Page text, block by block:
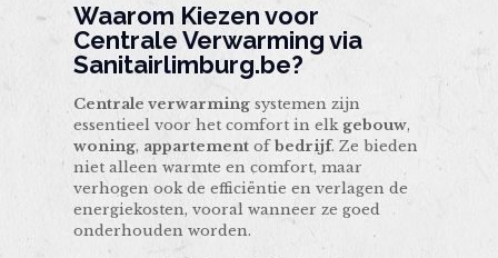
Waarom Kiezen voor
Centrale Verwarming via
Sanitairlimburg.be?
Centrale verwarming systemen zijn
essentieel voor het comfort in elk gebouw,
woning, appartement ofbedrijf. Ze bieden
niet alleen warmte en comfort, maar
verhogen ook de efficiëntie en verlagen de
energiekosten, vooral wanneer ze goed
onderhouden worden.